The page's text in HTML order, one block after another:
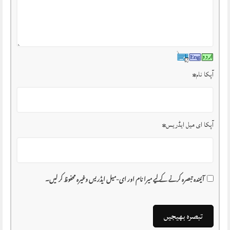
آپکا نام*
آپکا ای میل ایڈریس*
آئیندہ تبصرہ کرنے کے لیے میرا نام اور ای-میل ایڈریس وغیرہ محفوظ کر لیں۔